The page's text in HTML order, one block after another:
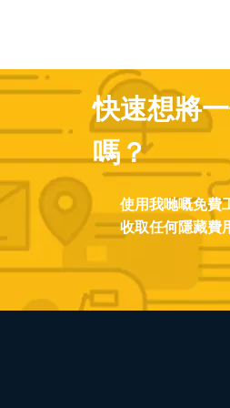
快速想將
嗎？
使用我哋嘅免費
收取任何隱藏費